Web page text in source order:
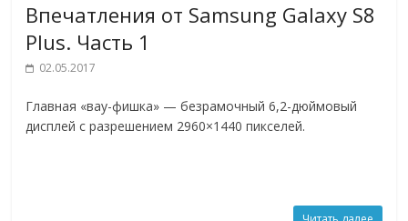
Впечатления от Samsung Galaxy S8
Plus. Часть 1
02.05.2017
Главная «вау-фишка» — безрамочный 6,2-дюймовый
дисплей с разрешением 2960×1440 пикселей.